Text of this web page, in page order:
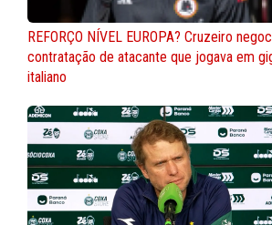
REFORÇO NÍVEL EUROPA? Cruzeiro
contratação de atacante que jogava em
italiano